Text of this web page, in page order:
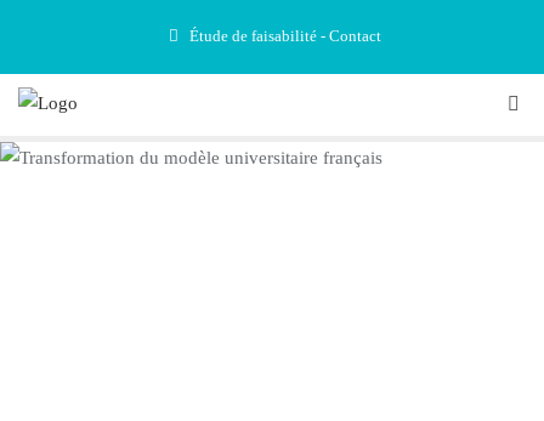
Étude de faisabilité - Contact